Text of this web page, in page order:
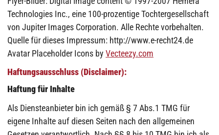
Technologies Inc., eine 100-prozentige Tochtergesellschaft
von Jupiter Images Corporation. Alle Rechte vorbehalten.
Quelle für dieses Impressum: http://www.e-recht24.de
Avatar Placeholder Icons by Vecteezy.com
Haftungsausschluss (Disclaimer):
Haftung für Inhalte
Als Diensteanbieter bin ich gemäß § 7 Abs.1 TMG für
eigene Inhalte auf diesen Seiten nach den allgemeinen